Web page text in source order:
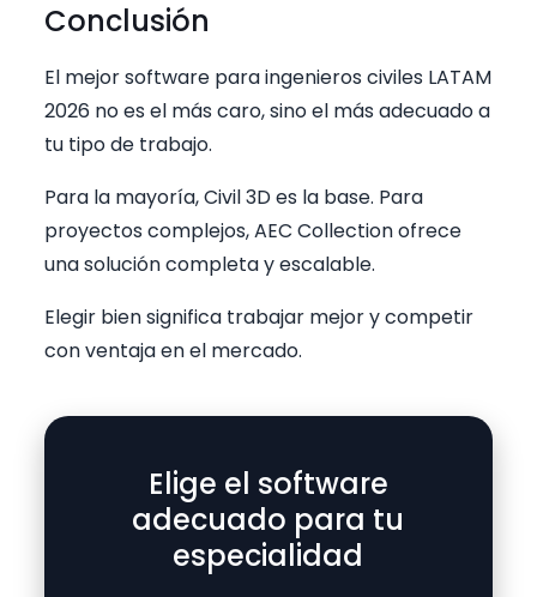
Conclusión
El mejor software para ingenieros civiles LATAM
2026 no es el más caro, sino el más adecuado a
tu tipo de trabajo.
Para la mayoría, Civil 3D es la base. Para
proyectos complejos, AEC Collection ofrece
una solución completa y escalable.
Elegir bien significa trabajar mejor y competir
con ventaja en el mercado.
Elige el software
adecuado para tu
especialidad